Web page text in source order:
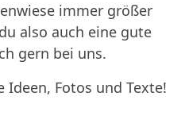
immer größer
also auch eine gute
gern bei uns.
Fotos und Texte!